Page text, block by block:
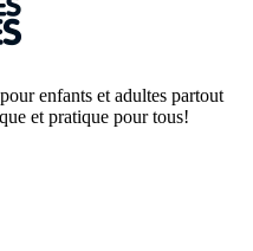
enfants et adultes partout
et pratique pour tous!